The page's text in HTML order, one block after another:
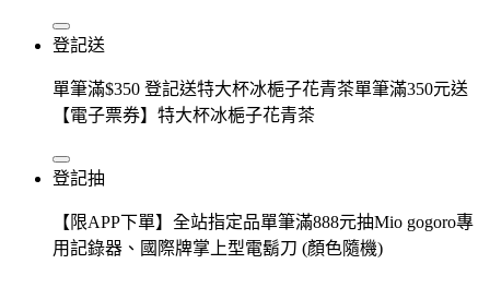
登記送
單筆滿$350 登記送特大杯冰梔子花青茶單筆滿350元送
【電子票券】特大杯冰梔子花青茶
登記抽
【限APP下單】全站指定品單筆滿888元抽Mio gogoro專
用記錄器、國際牌掌上型電鬍刀 (顏色隨機)